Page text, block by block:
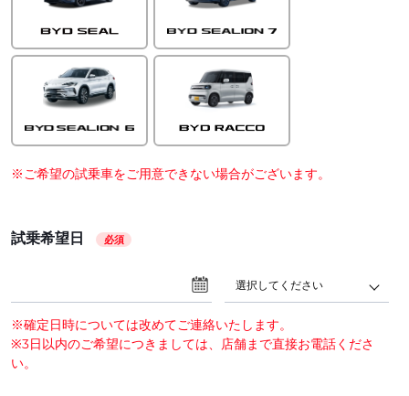
※ご希望の試乗車をご用意できない場合がございます。
試乗希望日 必須
選択してください
※確定日時については改めてご連絡いたします。
※3日以内のご希望につきましては、店舗まで直接お電話くださ
い。